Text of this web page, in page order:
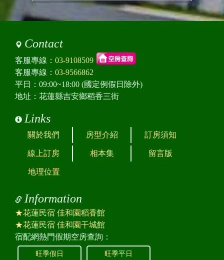
Contact
客服專線： 03-9108509
客服專線： 03-9566862
平日：09:00~18:00 (國定例假日除外)
地址：花蓮縣吉安鄉稻香三街
Links
關於我們 房型介紹 訂房須知
線上訂房 相本集 留言版
地理位置
Information
★花蓮民宿 佳和園稻香館
★花蓮民宿 佳和園干城館
宿配網熱門假期空房查詢：
旺季假日 旺季平日